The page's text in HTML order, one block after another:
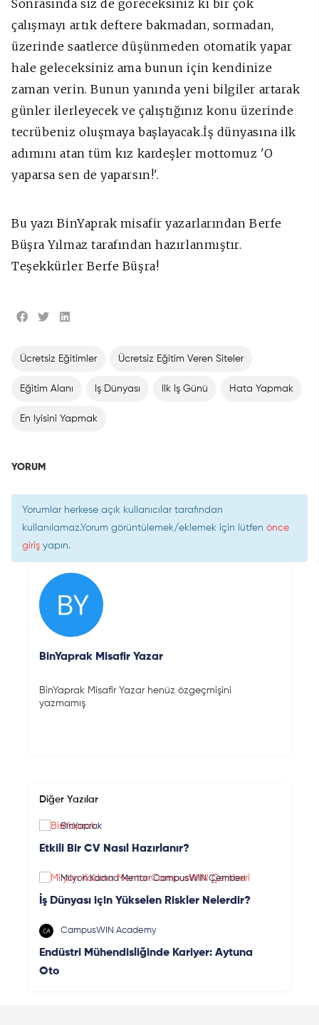
Sonrasında siz de göreceksiniz ki bir çok
çalışmayı artık deftere bakmadan, sormadan,
üzerinde saatlerce düşünmeden otomatik yapar
hale geleceksiniz ama bunun için kendinize
zaman verin. Bunun yanında yeni bilgiler artarak
günler ilerleyecek ve çalıştığınız konu üzerinde
tecrübeniz oluşmaya başlayacak.İş dünyasına ilk
adımını atan tüm kız kardeşler mottomuz 'O
yaparsa sen de yaparsın!'.
Bu yazı BinYaprak misafir yazarlarından Berfe
Büşra Yılmaz tarafından hazırlanmıştır.
Teşekkürler Berfe Büşra!
Ücretsiz Eğitimler Ücretsiz Eğitim Veren Siteler
Eğitim Alanı Iş Dünyası Ilk Iş Günü Hata Yapmak
En Iyisini Yapmak
YORUM
Yorumlar herkese açık kullanıcılar tarafından
kullanılamaz.Yorum görüntülemek/eklemek için lütfen önce
giriş yapın.
BinYaprak Misafir Yazar
BinYaprak Misafir Yazar henüz özgeçmişini
yazmamış
Diğer Yazılar
BinYaprak
Etkili Bir CV Nasıl Hazırlanır?
Milyon Kadına Mentor CampusWIN Çemberi
İş Dünyası için Yükselen Riskler Nelerdir?
CampusWIN Academy
Endüstri Mühendisliğinde Kariyer: Aytuna
Oto